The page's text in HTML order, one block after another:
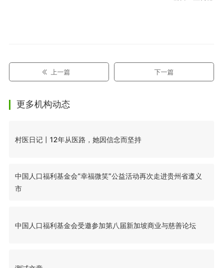
上一篇 下一篇
更多机构动态
村医日记丨12年从医路，她因信念而坚持
中国人口福利基金会“幸福微笑”公益活动再次走进贵州省遵义
市
中国人口福利基金会受邀参加第八届新加坡商业与慈善论坛